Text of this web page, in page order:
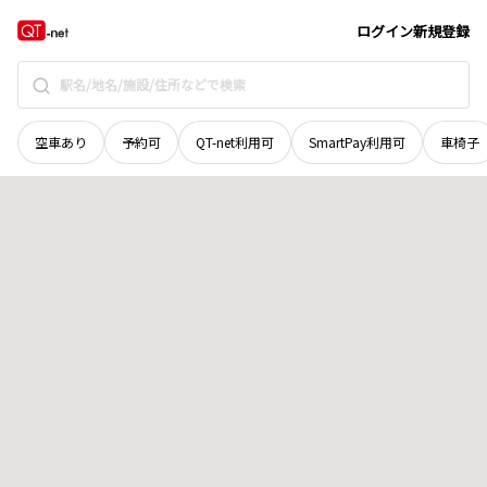
ログイン新規登録
空車あり 予約可 QT-net利用可 SmartPay利用可 車椅子
北海道